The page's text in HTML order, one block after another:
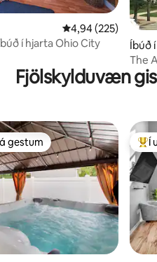
4,94 af 5 í
4,94 (225)
í hjarta Ohio City
Íbúð
The
Fjölskylduvæn
hjá gestum
gestum Í Í